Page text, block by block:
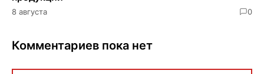
8 августа 0
Комментариев пока нет